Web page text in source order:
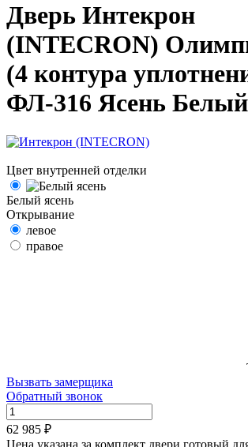
Дверь Интекрон
(INTECRON)
(4 контура
ФЛ-316 Ясень Белый
Цвет внутренней отделки
Белый ясень
Открывание
левое
правое
Вызвать замерщика
Обратный звонок
62 985 ₽
Цена указана за комплект двери готовый